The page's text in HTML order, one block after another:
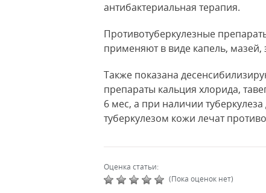
антибактериальная терапия.
Противотуберкулезные
применяют в виде капель,
Также показана
препараты кальция хлорида,
6 мес, а при наличии
туберкулезом кожи лечат
Оценка статьи:
(Пока оценок нет)